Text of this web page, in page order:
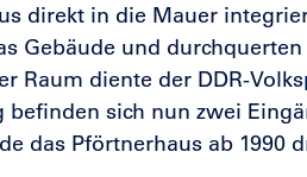
direkt in die Mauer
Gebäude und
Raum diente der DDR-
sich nun zwei
das Pförtnerhaus ab 1990